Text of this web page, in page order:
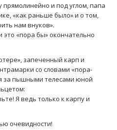
прямолинейно и под углом, папа
«как раньше было» и о том,
нам внуков».
это «пора бы» окончательно
запеченный карп и
со словами «пора-
за пышными телесами юной
Я ведь только к карпу и
очевидности!